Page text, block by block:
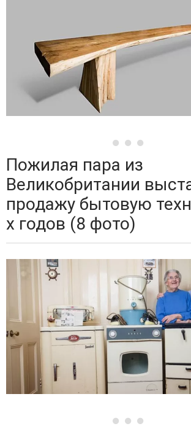
Пожилая пара из
Великобритании
продажу бытовую
х годов (8 фото)